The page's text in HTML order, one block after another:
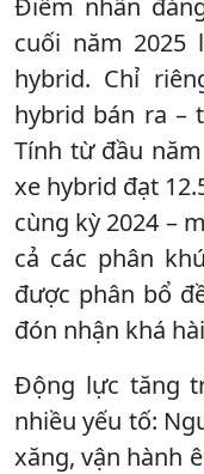
Điểm nhấn
cuối năm
hybrid. Chỉ
hybrid bán ra –
Tính từ đầu
xe hybrid đạt
cùng kỳ 2024 –
cả các phân
được phân bổ
đón nhận khá
Động lực tăng
nhiều yếu tố:
xăng, vận hành